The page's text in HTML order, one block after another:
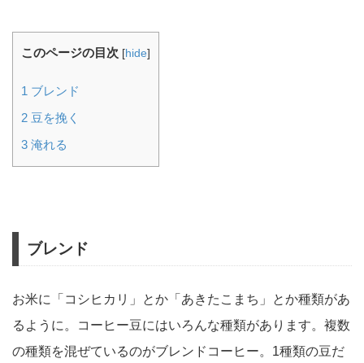
このページの目次 [hide]
1 ブレンド
2 豆を挽く
3 淹れる
ブレンド
お米に「コシヒカリ」とか「あきたこまち」とか種類があ
るように。コーヒー豆にはいろんな種類があります。複数
の種類を混ぜているのがブレンドコーヒー。1種類の豆だ